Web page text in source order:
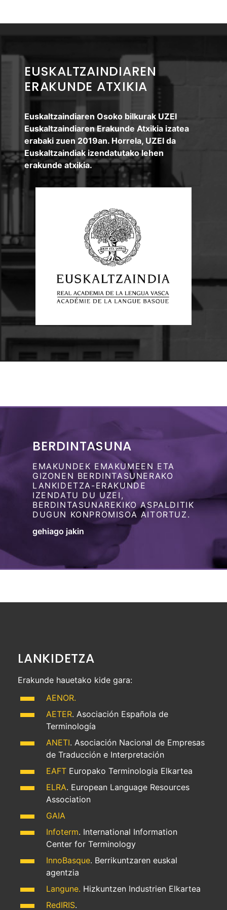
EUSKALTZAINDIAREN
ERAKUNDE ATXIKIA
Euskaltzaindiaren Osoko bilkurak UZEI
Euskaltzaindiaren Erakunde Atxikia izatea
erabaki zuen 2019an. Horrela, UZEI da
Euskaltzaindiak izendatutako lehen
erakunde atxikia.
BERDINTASUNA
EMAKUNDEK EMAKUMEEN ETA
GIZONEN BERDINTASUNERAKO
LANKIDETZA-ERAKUNDE
IZENDATU DU UZEI,
BERDINTASUNAREKIKO ASPALDITIK
DUGUN KONPROMISOA AITORTUZ.
gehiago jakin
LANKIDETZA
Erakunde hauetako kide gara:
AENOR.
AETER. Asociación Española de
Terminología
ANETI. Asociación Nacional de Empresas
de Traducción e Interpretación
EAFT Europako Terminologia Elkartea
ELRA. European Language Resources
Association
GAIA
Infoterm. International Information
Center for Terminology
InnoBasque. Berrikuntzaren euskal
agentzia
Langune. Hizkuntzen Industrien Elkartea
RedIRIS.